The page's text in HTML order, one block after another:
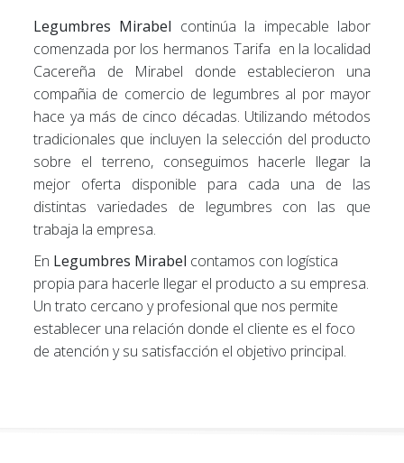
Legumbres Mirabel continúa la impecable labor
comenzada por los hermanos Tarifa en la localidad
Cacereña de Mirabel donde establecieron una
compañia de comercio de legumbres al por mayor
hace ya más de cinco décadas. Utilizando métodos
tradicionales que incluyen la selección del producto
sobre el terreno, conseguimos hacerle llegar la
mejor oferta disponible para cada una de las
distintas variedades de legumbres con las que
trabaja la empresa.
En Legumbres Mirabel contamos con logística
propia para hacerle llegar el producto a su empresa.
Un trato cercano y profesional que nos permite
establecer una relación donde el cliente es el foco
de atención y su satisfacción el objetivo principal.